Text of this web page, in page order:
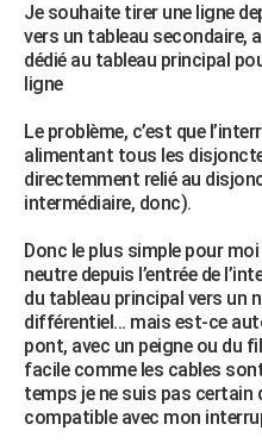
Mobiles
Meilleur smartphone
Internet
Ordinateurs
Jeux vidéo
Guide high-tech
+BRICOLAGE
Forum
Aménagement intérieur
Extérieur
Cuisine
Salle de bains
Jardinage
Rangement
WEEK-END
Guides de France
Escapades
Patrimoine
Expositions
Musées
Week-end nature
+LIFESTYLE
Art de vivre
Bien-être
Loisirs
ModeModes de vie
SANTE
Guide de la santé
Destinations
City break
Voyage nature
Voyage de noces
Forum
Climat
+PHOTO
GUIDES D'ACHAT
BONS PLANS
CARTE DE VOEUX
Je souhaite tirer une ligne
vers un tableau secondaire,
dédié au tableau principal
ligne
Le problème, c’est que
alimentant tous les
directemment relié au
intermédiaire, donc).
Donc le plus simple pour
neutre depuis l’entrée de
du tableau principal vers un
différentiel... mais est-ce
pont, avec un peigne ou du
facile comme les cables
temps je ne suis pas certain
compatible avec mon